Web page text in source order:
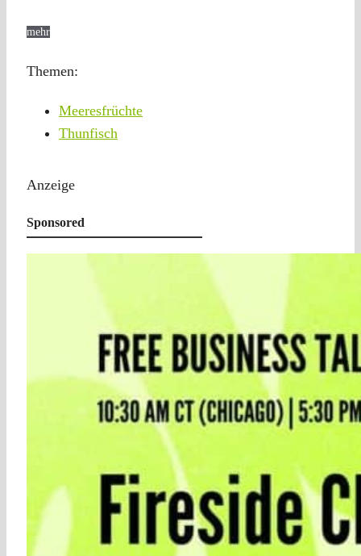
mehr
Themen:
Meeresfrüchte
Thunfisch
Anzeige
Sponsored